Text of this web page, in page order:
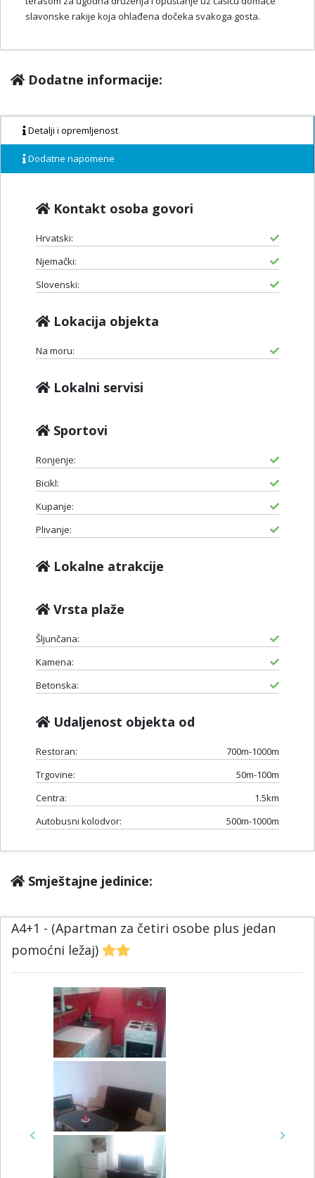
slavonske rakije koja ohlađena dočeka svakoga gosta.
Dodatne informacije:
Detalji i opremljenost
Dodatne napomene
Kontakt osoba govori
Hrvatski:
Njemački:
Slovenski:
Lokacija objekta
Na moru:
Lokalni servisi
Sportovi
Ronjenje:
Bicikl:
Kupanje:
Plivanje:
Lokalne atrakcije
Vrsta plaže
Šljunčana:
Kamena:
Betonska:
Udaljenost objekta od
Restoran:
700m-1000m
Trgovine:
50m-100m
Centra:
1.5km
Autobusni kolodvor:
500m-1000m
Smještajne jedinice:
A4+1 - (Apartman za četiri osobe plus jedan
pomoćni ležaj)
Previous Next